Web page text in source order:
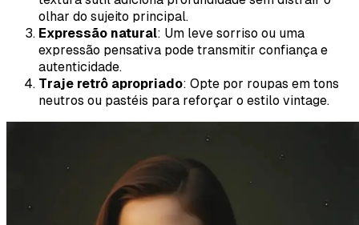
olhar do sujeito principal.
Expressão natural: Um leve sorriso ou uma
expressão pensativa pode transmitir confiança e
autenticidade.
Traje retrô apropriado: Opte por roupas em tons
neutros ou pastéis para reforçar o estilo vintage.